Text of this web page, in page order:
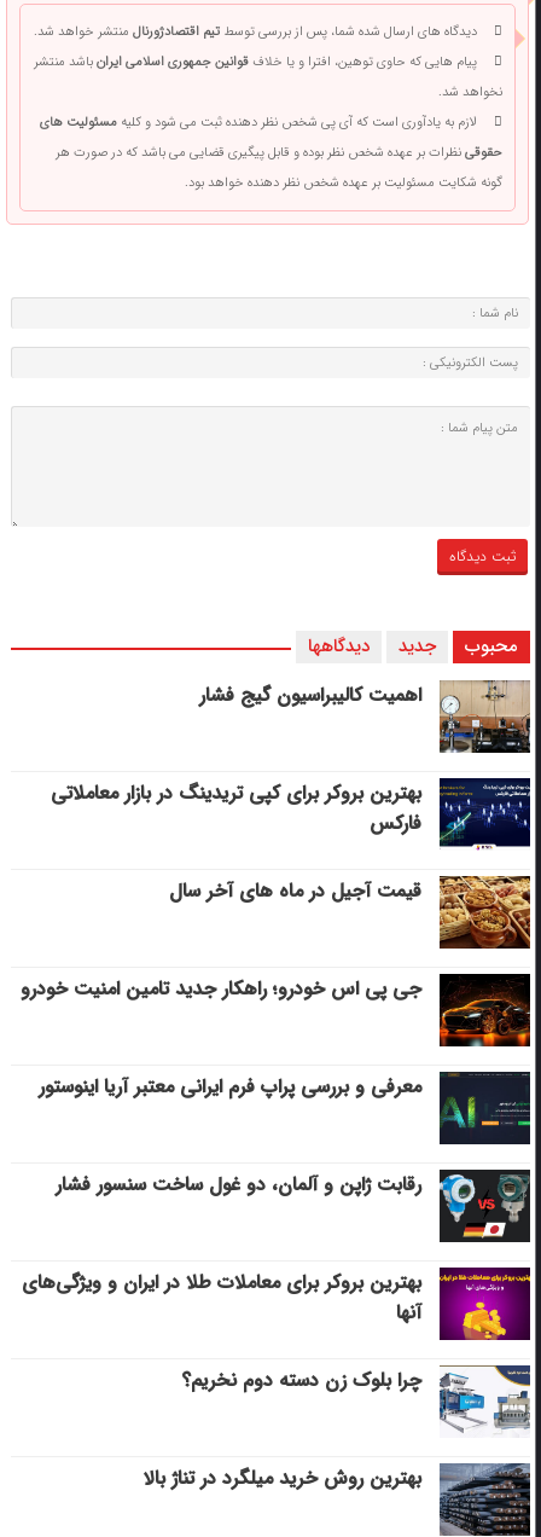
دیدگاه های ارسال شده شما، پس از بررسی توسطتیم اقتصادژورنالمنتشر خواهد شد.
پیام هایی که حاوی توهین، افترا و یا خلافقوانین جمهوری اسلامی ایرانباشد منتشر
نخواهد شد.
لازم به یادآوری است که آی پی شخص نظر دهنده ثبت می شود و کلیهمسئولیت های
حقوقینظرات بر عهده شخص نظر بوده و قابل پیگیری قضایی می باشد که در صورت هر
گونه شکایت مسئولیت بر عهده شخص نظر دهنده خواهد بود.
محبوب جدید دیدگاهها
اهمیت کالیبراسیون گیج فشار
بهترین بروکر برای کپی‌ تریدینگ در بازار معاملاتی
فارکس
قیمت آجیل در ماه های آخر سال
جی پی اس خودرو؛ راهکار جدید تامین امنیت خودرو
معرفی و بررسی پراپ فرم ایرانی معتبر آریا اینوستور
رقابت ژاپن و آلمان، دو غول ساخت سنسور فشار
بهترین بروکر برای معاملات طلا در ایران و ویژگی‌های
آنها
چرا بلوک زن دسته دوم نخریم؟
بهترین روش خرید میلگرد در تناژ بالا